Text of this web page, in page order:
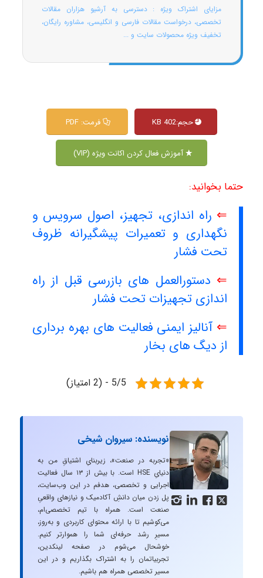
مزایای اشتراک ویژه : دسترسی به آرشیو هزاران مقالات
تخصصی، درخواست مقالات فارسی و انگلیسی، مشاوره رایگان،
تخفیف ویژه محصولات سایت و ...
حجم:402 KB فرمت: PDF
آموزش فعال کردن اکانت ویژه (VIP)
حتما بخوانید:
⇐ راه اندازی، تجهیز، اصول سرویس و
نگهداری و تعمیرات پیشگیرانه ظروف
تحت فشار
⇐ دستورالعمل های بازرسی قبل از راه
اندازی تجهیزات تحت فشار
⇐ آنالیز ایمنی فعالیت های بهره برداری
از دیگ های بخار
5/5 - (2 امتیاز)
   
نویسنده: سیروان شیخی
«تجربه در صنعت»، زیربنایِ اشتیاقِ من به
دنیایِ HSE است. با بیش از ۱۳ سال فعالیت
اجرایی و تخصصی، هدفم در این وب‌سایت،
پل زدن میان دانشِ آکادمیک و نیازهای واقعیِ
صنعت است. همراه با تیم تخصصی‌ام،
می‌کوشیم تا با ارائه محتوای کاربردی و به‌روز،
مسیرِ رشد حرفه‌ای شما را هموارتر کنیم.
خوشحال می‌شوم در صفحه لینکدین،
تجربیاتمان را به اشتراک بگذاریم و در این
مسیر تخصصی همراه هم باشیم.